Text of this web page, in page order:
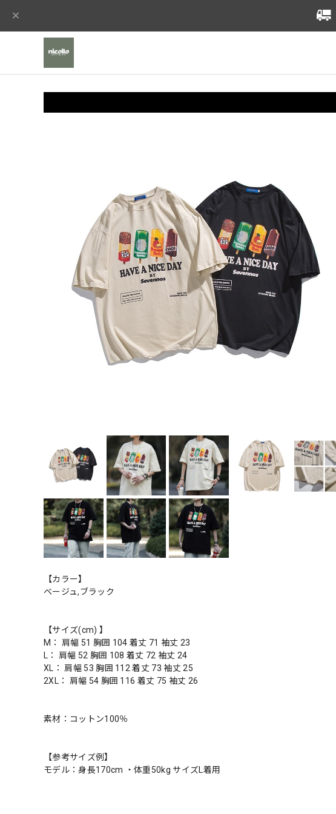
【カラー】
ベージュ,ブラック
【サイズ(cm) 】
M： 肩幅 51 胸囲 104 着丈 71 袖丈 23
L： 肩幅 52 胸囲 108 着丈 72 袖丈 24
XL： 肩幅 53 胸囲 112 着丈 73 袖丈 25
2XL： 肩幅 54 胸囲 116 着丈 75 袖丈 26
素材：コットン100％
【参考サイズ例】
モデル：身長170cm ・体重50kg サイズL着用